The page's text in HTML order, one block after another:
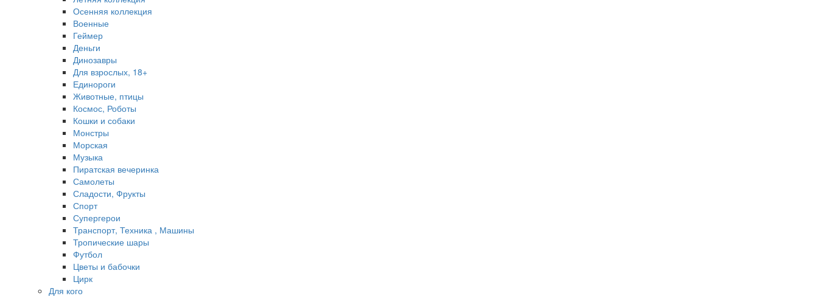
Осенняя коллекция
Военные
Геймер
Деньги
Динозавры
Для взрослых, 18+
Единороги
Животные, птицы
Космос, Роботы
Кошки и собаки
Монстры
Морская
Музыка
Пиратская вечеринка
Самолеты
Сладости, Фрукты
Спорт
Супергерои
Транспорт, Техника , Машины
Тропические шары
Футбол
Цветы и бабочки
Цирк
Для кого